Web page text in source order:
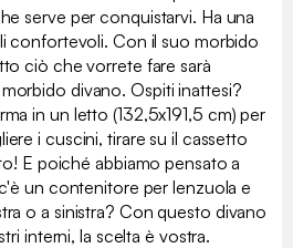
serve per conquistarvi. Ha una
confortevoli. Con il suo morbido
ciò che vorrete fare sarà
divano. Ospiti inattesi?
in un letto (132,5x191,5 cm) per
i cuscini, tirare su il cassetto
E poiché abbiamo pensato a
un contenitore per lenzuola e
o a sinistra? Con questo divano
interni, la scelta è vostra.